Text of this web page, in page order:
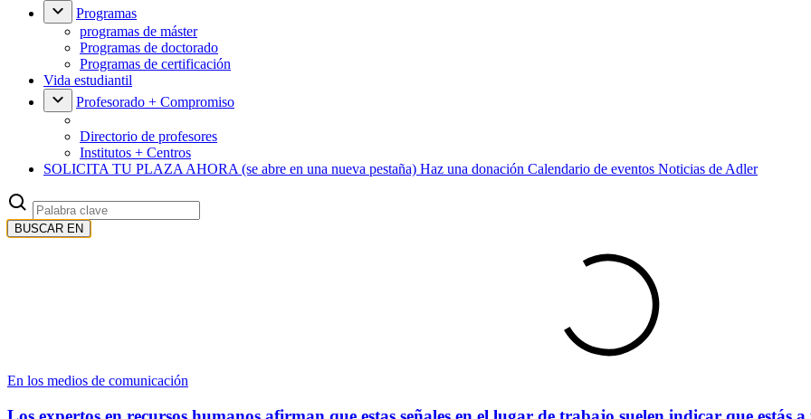
Programas
programas de máster
Programas de doctorado
Programas de certificación
Vida estudiantil
Profesorado + Compromiso
Directorio de profesores
Institutos + Centros
SOLICITA TU PLAZA AHORA (se abre en una nueva pestaña) Haz una donación Calendario de eventos Noticias de Adler
BUSCAR EN
En los medios de comunicación